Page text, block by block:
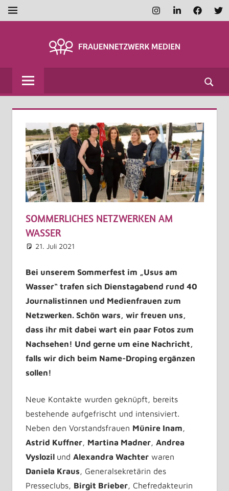
Zum
Inhalt
InstagramLinkedIn
MENÜ
MEDIEN
SOMMERLICHES NETZWERKEN AM
WASSER
21. Juli 2021
Bei unserem Sommerfest im „Usus am
Wasser“ trafen sich Dienstagabend rund 40
Journalistinnen und Medienfrauen zum
Netzwerken. Schön wars, wir freuen uns,
dass ihr mit dabei wart ein paar Fotos zum
Nachsehen! Und gerne um eine Nachricht,
falls wir dich beim Name-Droping ergänzen
sollen!
Neue Kontakte wurden geknüpft, bereits
bestehende aufgefrischt und intensiviert.
Neben den Vorstandsfrauen Münire Inam,
Astrid Kuffner, Martina Madner, Andrea
Vyslozil und Alexandra Wachterwaren
Daniela Kraus, Generalsekretärin des
Presseclubs, Birgit Brieber, Chefredakteurin